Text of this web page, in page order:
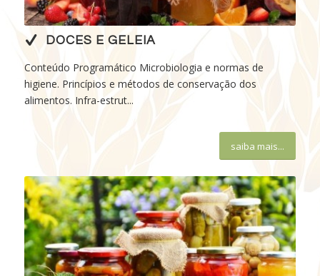
DOCES E GELEIA
Conteúdo Programático Microbiologia e normas de
higiene. Princípios e métodos de conservação dos
alimentos. Infra-estrut...
saiba mais...